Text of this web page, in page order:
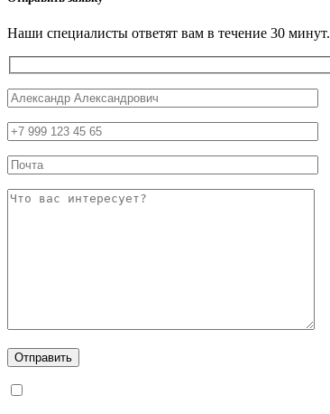
Наши специалисты ответят вам в течение 30 минут.